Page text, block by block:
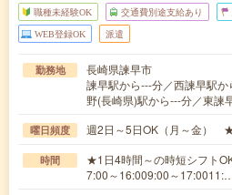
職種未経験OK 交通費別途支給あり
WEB登録OK 派遣
勤務地
長崎県諫早市
諫早駅から---分／西諫早駅
野(長崎県)駅から---分／東諫
曜日頻度 週2日～5日OK（月～金）
時間
★1日4時間～の時短シフト
7:00～16:009:00～